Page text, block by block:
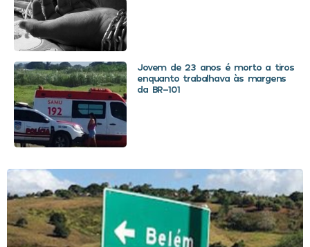
Jovem de 23 anos é morto a tiros
enquanto trabalhava às margens
da BR-101